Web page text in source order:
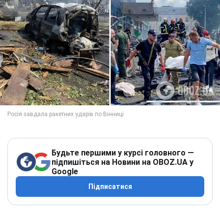
Будьте першими у курсі головного —
підпишіться на Новини на OBOZ.UA у
Google
Підписатися